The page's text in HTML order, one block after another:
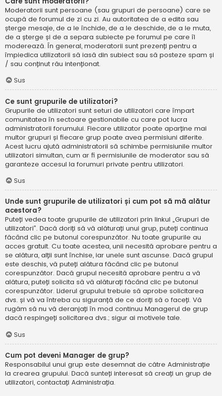
Moderatorii sunt persoane (sau grupuri de persoane) care se
ocupă de forumul de zi cu zi. Au autoritatea de a edita sau
șterge mesaje, de a le închide, de a le deschide, de a le muta,
de a șterge și de a separa subiecte pe forumul pe care îl
moderează. În general, moderatorii sunt prezenți pentru a
împiedica utilizatorii să iasă din subiect sau să posteze spam și
/ sau conținut rău intenționat.
Sus
Ce sunt grupurile de utilizatori?
Grupurile de utilizatori sunt seturi de utilizatori care împart
comunitatea în sectoare gestionabile cu care pot lucra
administratorii forumului. Fiecare utilizator poate aparține mai
multor grupuri și fiecare grup poate avea permisiuni diferite.
Acest lucru ajută administratorii să schimbe permisiunile multor
utilizatori simultan, cum ar fi permisiunile de moderator sau să
garanteze accesul la forumuri private pentru utilizatori.
Sus
Unde sunt grupurile de utilizatori și cum pot să mă alătur
acestora?
Puteți vedea toate grupurile de utilizatori prin linkul „Grupuri de
utilizatori”. Dacă doriți să vă alăturați unui grup, puteți continua
făcând clic pe butonul corespunzător. Nu toate grupurile au
acces gratuit. Cu toate acestea, unii necesită aprobare pentru a
se alătura, alții sunt închise, iar unele sunt ascunse. Dacă grupul
este deschis, vă puteți alătura făcând clic pe butonul
corespunzător. Dacă grupul necesită aprobare pentru a vă
alătura, puteți solicita să vă alăturați făcând clic pe butonul
corespunzător. Liderul grupului trebuie să aprobe solicitarea
dvs. și vă va întreba cu siguranță de ce doriți să o faceți. Vă
rugăm să nu vă deranjați în mod continuu Managerul de grup
dacă respingeți solicitarea dvs.; sigur ai motivele tale.
Sus
Cum pot deveni Manager de grup?
Responsabilul unui grup este desemnat de către Administrație
la crearea grupului. Dacă sunteți interesat să creați un grup de
utilizatori, contactați Administrația.